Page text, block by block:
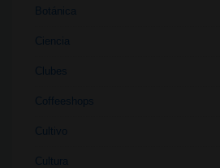
Botánica
Ciencia
Clubes
Coffeeshops
Cultivo
Cultura